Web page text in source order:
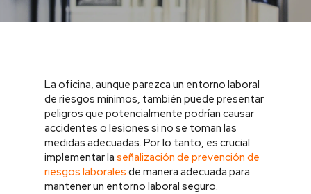
La oficina, aunque parezca un entorno laboral
de riesgos mínimos, también puede presentar
peligros que potencialmente podrían causar
accidentes o lesiones si no se toman las
medidas adecuadas. Por lo tanto, es crucial
implementar la señalización de prevención de
riesgos laborales de manera adecuada para
mantener un entorno laboral seguro.